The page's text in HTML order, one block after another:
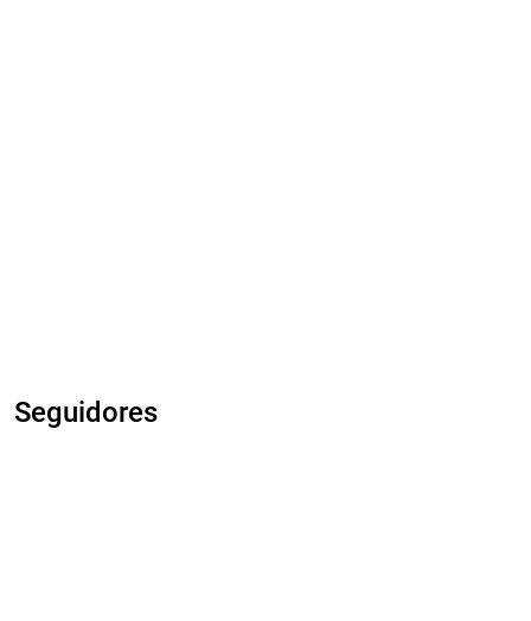
Seguidores